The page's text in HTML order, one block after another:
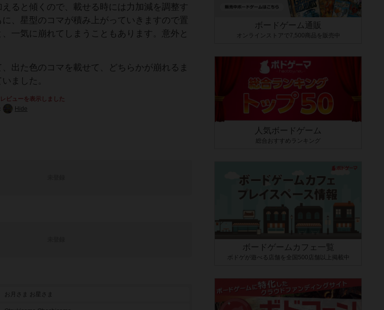
ると傾くので、載せる時には力加減を調整す
、星型のコマが積み上がっていきますので置
一気に崩れてしまうこともあります。意外と
出た色のコマを載せて、どちらかが崩れるま
ました。
ビューを表示しました
Hide
お月さま お星さま
ボードゲーム通販
オンラインストアで7,500商品を販売中
人気ボードゲーム
総合おすすめランキング
ボードゲームカフェ一覧
ボドゲが遊べる店舗を全国500店舗以上掲載中